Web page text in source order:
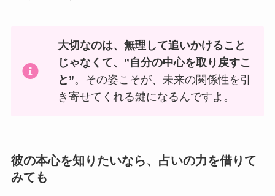
大切なのは、無理して追いかけること
じゃなくて、”自分の中心を取り戻すこ
と”。その姿こそが、未来の関係性を引
き寄せてくれる鍵になるんですよ。
彼の本心を知りたいなら、占いの力を借りて
みても